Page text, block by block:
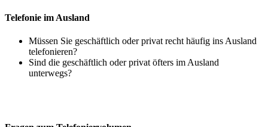
Telefonie im Ausland
Müssen Sie geschäftlich oder privat recht häufig ins Ausland
telefonieren?
Sind die geschäftlich oder privat öfters im Ausland
unterwegs?